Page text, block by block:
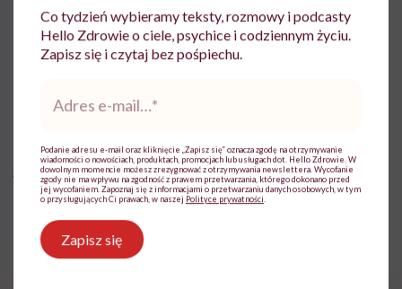
grubszy, niż tradycyjne naleśniki, ale cieńszy niż omlet)
i smaż z obu stron. Gorące naleśniki podawaj z
pomidorowym kabaczkiem.
Małgorzata Dzięgielewska– zakochana w swoim mieście
gdańszczanka, miłośniczka lodów, kaszubskiej truskawki,
toskańskich wzgórz i pięknych książek. Gotuje sezonowo.
Z zawodu architekt, z zamiłowania fotograf kulinarny.
Współpracuje z magazynami kulinarnymi. Jej blog Pieprz
Co tydzień wybieramy teksty, rozmowy i podcasty
Hello Zdrowie o ciele, psychice i codziennym życiu.
Zapisz się i czytaj bez pośpiechu.
*
Podanie adresu e-mail oraz kliknięcie „Zapisz się” oznacza zgodę na otrzymywanie
wiadomości o nowościach, produktach, promocjach lub usługach dot. Hello Zdrowie. W
dowolnym momencie możesz zrezygnować z otrzymywania newslettera. Wycofanie
zgody nie ma wpływu na zgodność z prawem przetwarzania, którego dokonano przed
jej wycofaniem. Zapoznaj się z informacjami o przetwarzaniu danych osobowych, w tym
o przysługujących Ci prawach, w naszej Polityce prywatności
Zapisz się